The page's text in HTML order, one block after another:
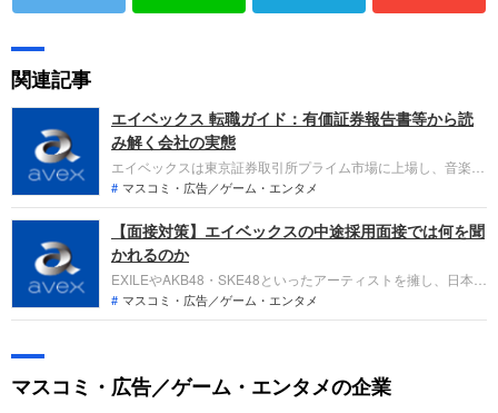
関連記事
エイベックス 転職ガイド：有価証券報告書等から読
み解く会社の実態
エイベックスは東京証券取引所プライム市場に上場し、音楽、
アニメ・映像、海外事業を主軸とするエンタテインメント企業
です。直近の業績では、ライヴ関連の売上増加やアニメ作品の
海外販売の好調により、売上高は前年度比11.3%増の1,466億
円と増収を達成し、営業利益も41億円と黒字転換を果たしまし
た。
マスコミ・広告／ゲーム・エンタメ
【面接対策】エイベックスの中途採用面接では何を聞
かれるのか
EXILEやAKB48・SKE48といったアーティストを擁し、日本の
音楽文化をリードする会社の一つであるエイベックスへの転
職。映像分野での成長にも力を注いでいます。中途採用面接で
す。しっかり対策しましょう。
マスコミ・広告／ゲーム・エンタメ
マスコミ・広告／ゲーム・エンタメの企業